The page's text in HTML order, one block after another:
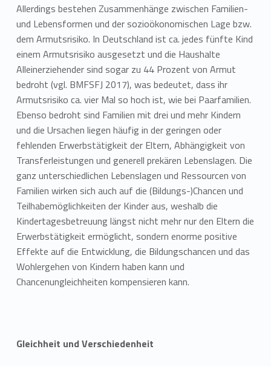
Allerdings bestehen Zusammenhänge zwischen Familien-
und Lebensformen und der sozioökonomischen Lage bzw.
dem Armutsrisiko. In Deutschland ist ca. jedes fünfte Kind
einem Armutsrisiko ausgesetzt und die Haushalte
Alleinerziehender sind sogar zu 44 Prozent von Armut
bedroht (vgl. BMFSFJ 2017), was bedeutet, dass ihr
Armutsrisiko ca. vier Mal so hoch ist, wie bei Paarfamilien.
Ebenso bedroht sind Familien mit drei und mehr Kindern
und die Ursachen liegen häufig in der geringen oder
fehlenden Erwerbstätigkeit der Eltern, Abhängigkeit von
Transferleistungen und generell prekären Lebenslagen. Die
ganz unterschiedlichen Lebenslagen und Ressourcen von
Familien wirken sich auch auf die (Bildungs-)Chancen und
Teilhabemöglichkeiten der Kinder aus, weshalb die
Kindertagesbetreuung längst nicht mehr nur den Eltern die
Erwerbstätigkeit ermöglicht, sondern enorme positive
Effekte auf die Entwicklung, die Bildungschancen und das
Wohlergehen von Kindern haben kann und
Chancenungleichheiten kompensieren kann.
Gleichheit und Verschiedenheit